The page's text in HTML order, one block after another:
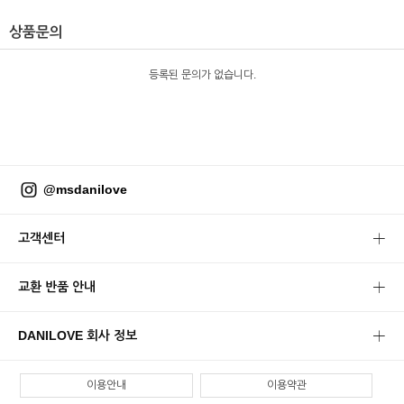
상품문의
등록된 문의가 없습니다.
@msdanilove
고객센터
교환 반품 안내
DANILOVE 회사 정보
이용안내 이용약관